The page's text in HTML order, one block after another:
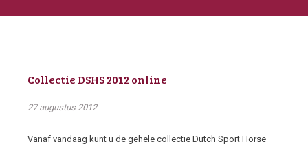
Collectie DSHS 2012 online
27 augustus 2012
Vanaf vandaag kunt u de gehele collectie Dutch Sport Horse